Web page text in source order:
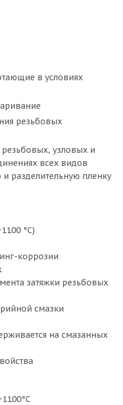
в условиях
резьбовых
резьбовых, узловых и
всех видов
разделительную пленку
°С)
коррозии
затяжки резьбовых
смазки
на смазанных